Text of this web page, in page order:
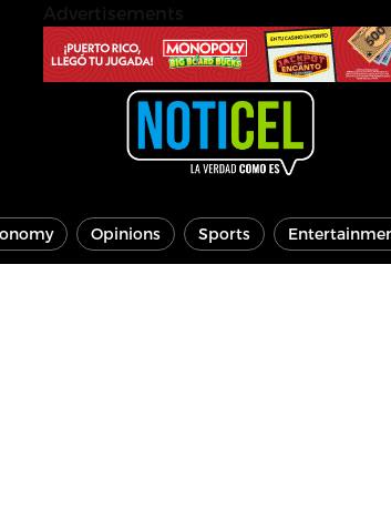
Opinions Sports